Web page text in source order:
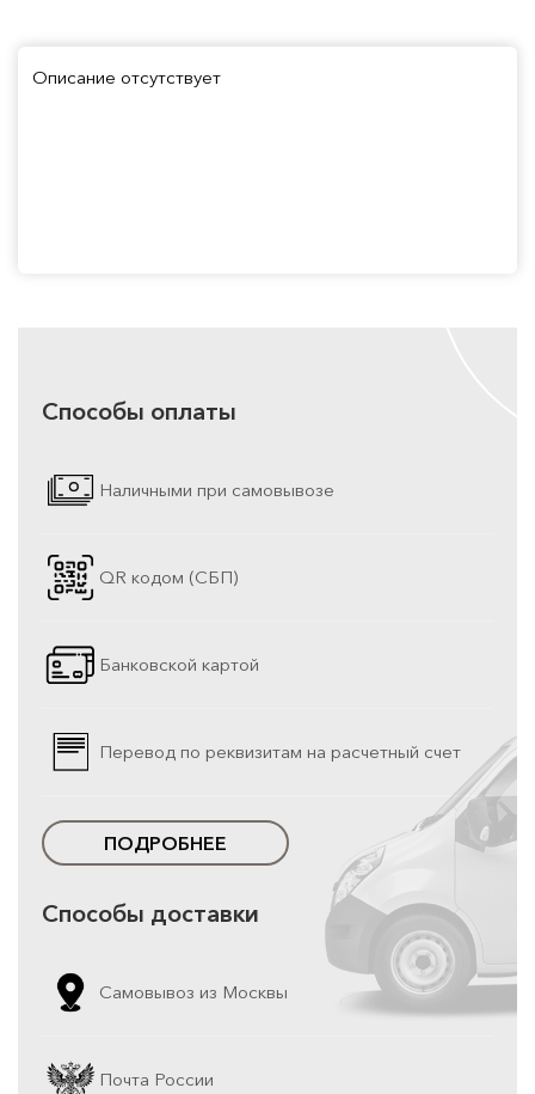
Описание отсутствует
Способы оплаты
Наличными при самовывозе
QR кодом (СБП)
Банковской картой
Перевод по реквизитам на расчетный счет
ПОДРОБНЕЕ
Способы доставки
Самовывоз из Москвы
Почта России